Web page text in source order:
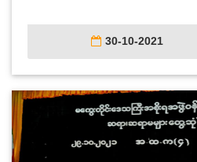
30-10-2021